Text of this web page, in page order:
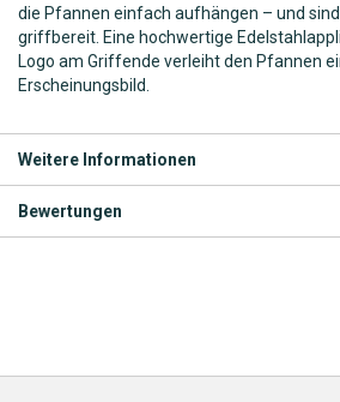
die Pfannen einfach aufhängen – und sind
griffbereit. Eine hochwertige
Logo am Griffende verleiht den Pfannen
Erscheinungsbild.
Weitere Informationen
Bewertungen